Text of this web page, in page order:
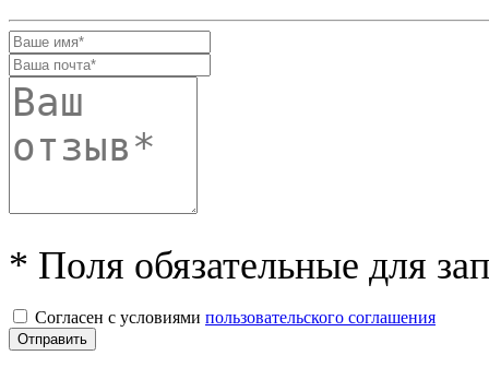
* Поля обязательные для
Согласен с условиями пользовательского соглашения